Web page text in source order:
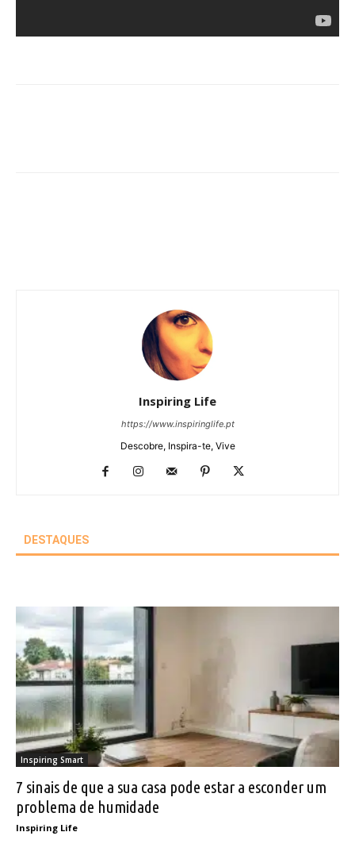
Inspiring Life
https://www.inspiringlife.pt
Descobre, Inspira-te, Vive
DESTAQUES
Inspiring Smart
7 sinais de que a sua casa pode estar a esconder um
problema de humidade
Inspiring Life